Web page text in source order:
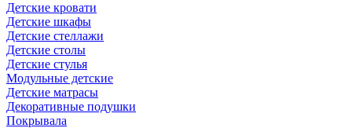
Детские кровати
Детские шкафы
Детские стеллажи
Детские столы
Детские стулья
Модульные детские
Детские матрасы
Декоративные подушки
Покрывала